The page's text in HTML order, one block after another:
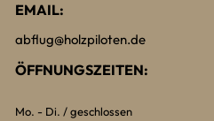
EMAIL:
abflug@holzpiloten.de
ÖFFNUNGSZEITEN:
Mo. - Di. / geschlossen